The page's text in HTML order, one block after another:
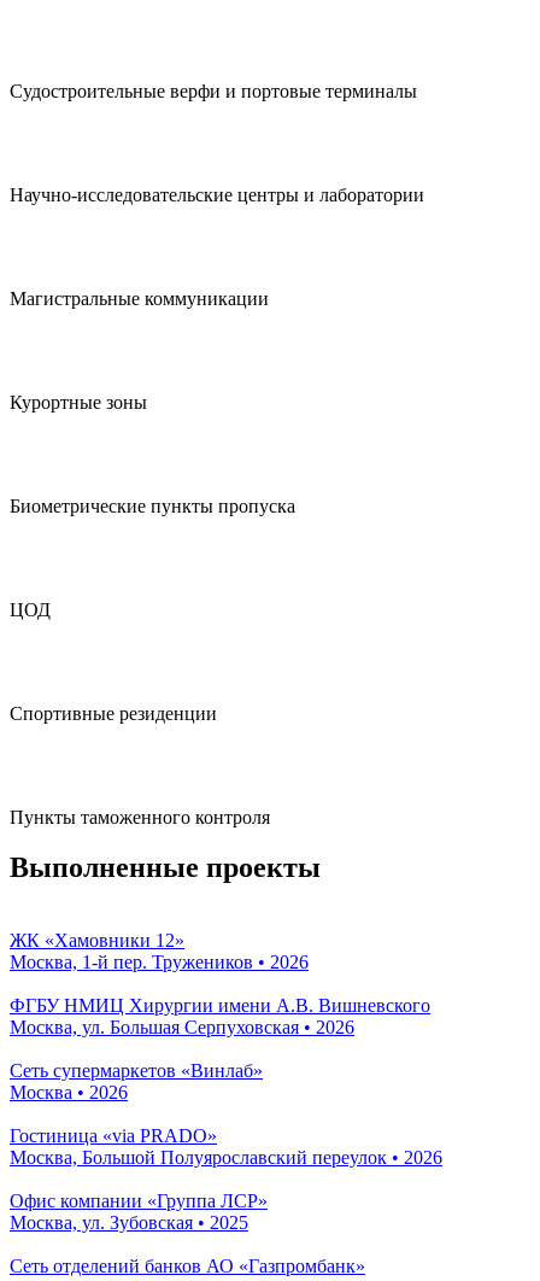
Судостроитель­ные верфи и портовые терминалы
Научно-исследователь­ские центры и лаборатории
Магистральные коммуникации
Курортные зоны
Биометрические пункты пропуска
ЦОД
Спортивные резиденции
Пункты таможенного контроля
Выполненные проекты
ЖК «Хамовники 12»
Москва, 1-й пер. Тружеников • 2026
ФГБУ НМИЦ Хирургии имени А.В. Вишневского
Москва, ул. Большая Серпуховская • 2026
Сеть супермаркетов «Винлаб»
Москва • 2026
Гостиница «via PRADO»
Москва, Большой Полуярославский переулок • 2026
Офис компании «Группа ЛСР»
Москва, ул. Зубовская • 2025
Сеть отделений банков АО «Газпромбанк»